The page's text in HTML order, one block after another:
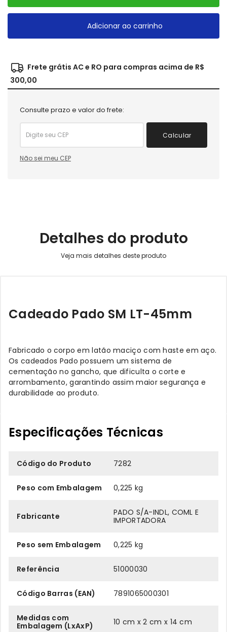
Adicionar ao carrinho
Frete grátis AC e RO para compras acima de R$
300,00
Consulte prazo e valor do frete:
Calcular
Não sei meu CEP
Detalhes do produto
Cadeado Pado SM LT-45mm
Fabricado o corpo em latão maciço com haste em aço.
Os cadeados Pado possuem um sistema de
cementação no gancho, que dificulta o corte e
arrombamento, garantindo assim maior segurança e
durabilidade ao produto.
Especificações Técnicas
Código do Produto 7282
Peso com Embalagem 0,225 kg
Fabricante
PADO S/A-INDL, COML E
IMPORTADORA
Peso sem Embalagem 0,225 kg
Referência 51000030
Código Barras (EAN) 7891065000301
Medidas com
Embalagem (LxAxP)
10 cm x 2 cm x 14 cm